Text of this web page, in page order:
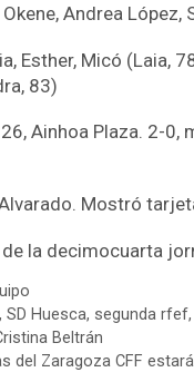
Andrea López,
Esther, Micó (Laia,
83)
Ainhoa Plaza. 2-0,
Mostró
la decimocuarta
, SD Huesca, segunda rfef,
Beltrán
del Zaragoza CFF